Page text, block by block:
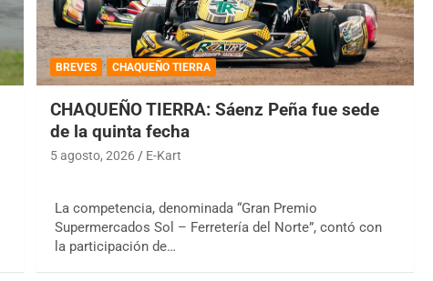
BREVES CHAQUEÑO TIERRA
CHAQUEÑO TIERRA: Sáenz Peña fue sede
de la quinta fecha
5 agosto, 2026 E-Kart
La competencia, denominada “Gran Premio
Supermercados Sol – Ferretería del Norte”, contó con
la participación de…